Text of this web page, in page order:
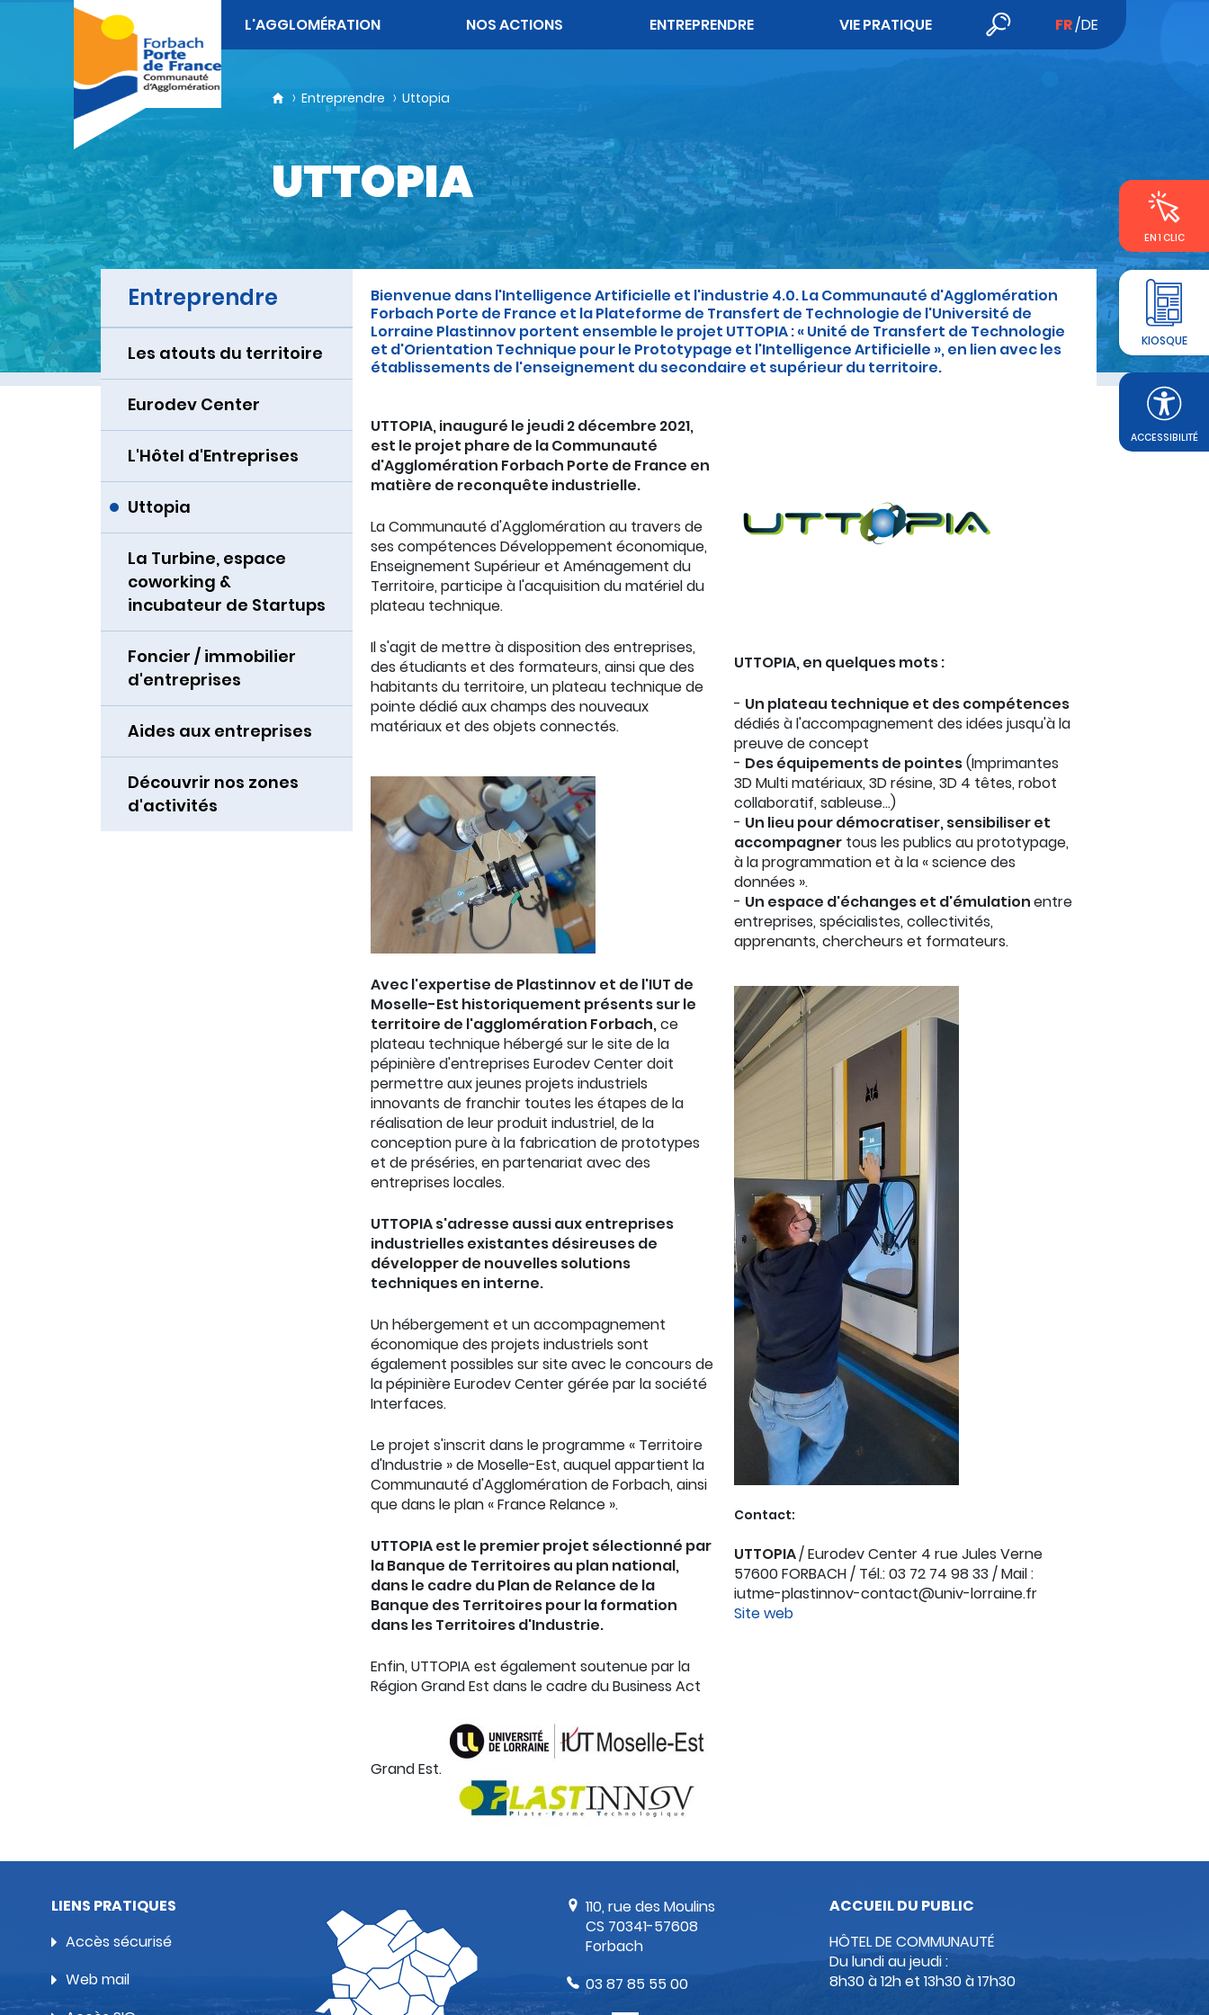
L'AGGLOMÉRATION NOS ACTIONS ENTREPRENDRE VIE PRATIQUE FR DE
OK
ACCESSIBILITÉ
EN 1 CLIC
KIOSQUE
Entreprendre Uttopia
UTTOPIA
Entreprendre
Les atouts du territoire
Eurodev Center
L'Hôtel d'Entreprises
Uttopia
La Turbine, espace
coworking &
incubateur de Startups
Foncier / immobilier
d'entreprises
Aides aux entreprises
Découvrir nos zones
d'activités
Bienvenue dans l'Intelligence Artificielle et l'industrie 4.0. La Communauté d'Agglomération
Forbach Porte de France et la Plateforme de Transfert de Technologie de l'Université de
Lorraine Plastinnov portent ensemble le projet UTTOPIA : « Unité de Transfert de Technologie
et d'Orientation Technique pour le Prototypage et l'Intelligence Artificielle », en lien avec les
établissements de l'enseignement du secondaire et supérieur du territoire.
UTTOPIA, inauguré le jeudi 2 décembre 2021,
est le projet phare de la Communauté
d'Agglomération Forbach Porte de France en
matière de reconquête industrielle.
La Communauté d'Agglomération au travers de
ses compétences Développement économique,
Enseignement Supérieur et Aménagement du
Territoire, participe à l'acquisition du matériel du
plateau technique.
Il s'agit de mettre à disposition des entreprises,
des étudiants et des formateurs, ainsi que des
habitants du territoire, un plateau technique de
pointe dédié aux champs des nouveaux
matériaux et des objets connectés.
Avec l'expertise de Plastinnov et de l'IUT de
Moselle-Est historiquement présents sur le
territoire de l'agglomération Forbach,ce
plateau technique hébergé sur le site de la
pépinière d'entreprises Eurodev Center doit
permettre aux jeunes projets industriels
innovants de franchir toutes les étapes de la
réalisation de leur produit industriel, de la
conception pure à la fabrication de prototypes
et de préséries, en partenariat avec des
entreprises locales.
UTTOPIA s'adresse aussi aux entreprises
industrielles existantes désireuses de
développer de nouvelles solutions
techniques en interne.
Un hébergement et un accompagnement
économique des projets industriels sont
également possibles sur site avec le concours de
la pépinière Eurodev Center gérée par la société
Interfaces.
Le projet s'inscrit dans le programme « Territoire
d'Industrie » de Moselle-Est, auquel appartient la
Communauté d'Agglomération de Forbach, ainsi
que dans le plan « France Relance ».
UTTOPIA est le premier projet sélectionné par
la Banque de Territoires au plan national,
dans le cadre du Plan de Relance de la
Banque des Territoires pour la formation
dans les Territoires d'Industrie.
Enfin, UTTOPIA est également soutenue par la
Région Grand Est dans le cadre du Business Act
Grand Est.
UTTOPIA, en quelques mots :
- Un plateau technique et des compétences
dédiés à l'accompagnement des idées jusqu'à la
preuve de concept
- Des équipements de pointes(Imprimantes
3D Multi matériaux, 3D résine, 3D 4 têtes, robot
collaboratif, sableuse…)
- Un lieu pour démocratiser, sensibiliser et
accompagnertous les publics au prototypage,
à la programmation et à la « science des
données ».
- Un espace d'échanges et d'émulationentre
entreprises, spécialistes, collectivités,
apprenants, chercheurs et formateurs.
Contact:
UTTOPIA/ Eurodev Center 4 rue Jules Verne
57600 FORBACH / Tél.: 03 72 74 98 33 / Mail :
iutme-plastinnov-contact@univ-lorraine.fr
Site web
LIENS PRATIQUES
Accès sécurisé
Web mail
110, rue des Moulins
CS 70341-57608
Forbach
03 87 85 55 00
ACCUEIL DU PUBLIC
HÔTEL DE COMMUNAUTÉ
Du lundi au jeudi :
8h30 à 12h et 13h30 à 17h30